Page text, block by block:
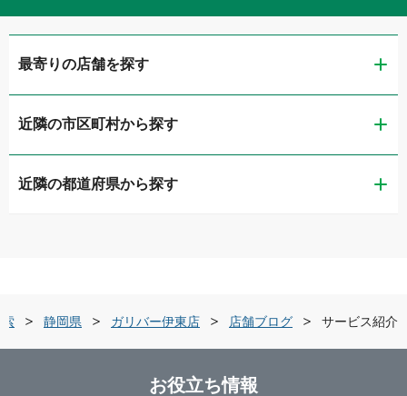
最寄りの店舗を探す
ガリバー静岡流通通り店
LIBERALA リベラーラ静岡
ガリバー住吉バイパス店
LIBERALA リベラーラ浜松和田
近隣の市区町村から探す
静岡市葵区
近隣の都道府県から探す
静岡県 ガリバー伊東店 店舗ブログ サービス紹介
お役立ち情報